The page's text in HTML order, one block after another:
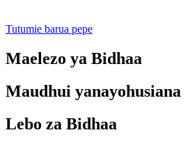
Tutumie barua pepe
Maelezo ya Bidhaa
Maudhui yanayohusiana
Lebo za Bidhaa